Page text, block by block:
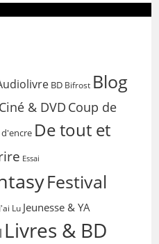
BD Bifrost Blog
Ciné & DVD Coup de
De tout et
Essai
Festival
J'ai Lu Jeunesse & YA
Livres & BD